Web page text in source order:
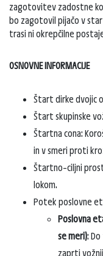
zagotovitev zadostne
bo zagotovil pijačo v
trasi ni okrepčilne
OSNOVNE INFORMACIJE
Štart dirke dvojic
Štart skupinske
Štartna cona:
in v smeri proti
Štartno–ciljni
lokom.
Potek poslovne
Poslovna
se meri):
zaprti